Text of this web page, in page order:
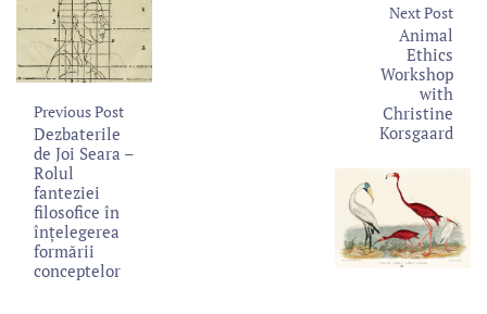
Previous Post
Dezbaterile
de Joi Seara –
Rolul
fanteziei
filosofice în
înțelegerea
formării
conceptelor
Next Post
Animal
Ethics
Workshop
with
Christine
Korsgaard